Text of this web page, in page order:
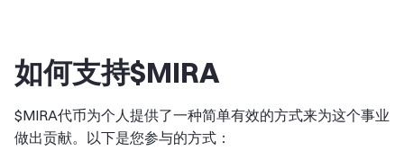
如何支持$MIRA
$MIRA代币为个人提供了一种简单有效的方式来为这个事业
做出贡献。以下是您参与的方式：